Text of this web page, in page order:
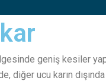
Hemostat
Kalite
geniş kesiler
diğer ucu karın